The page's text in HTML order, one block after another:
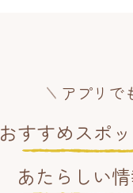
アプリで
おすすめスポ
あたらしい